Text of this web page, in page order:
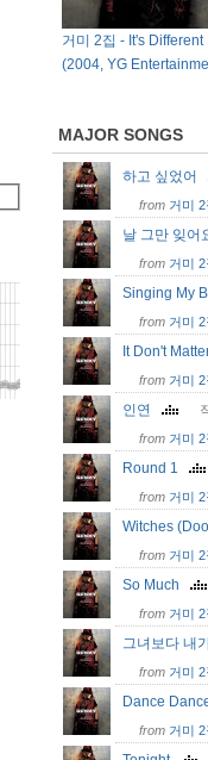
거미 2집 - It's Different
(2004, YG
MAJOR SONGS
하고 싶었어
from 거미
날 그만 잊어
from 거미
Singing My
from 거미
It Don't
from 거미
인연
from 거미
Round 1
from 거미
Witches
from 거미
So Much
from 거미
그녀보다 내
from 거미
Dance
from 거미